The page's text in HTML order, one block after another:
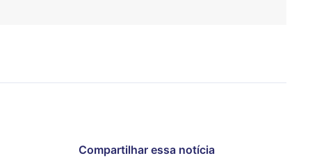
Compartilhar essa notícia